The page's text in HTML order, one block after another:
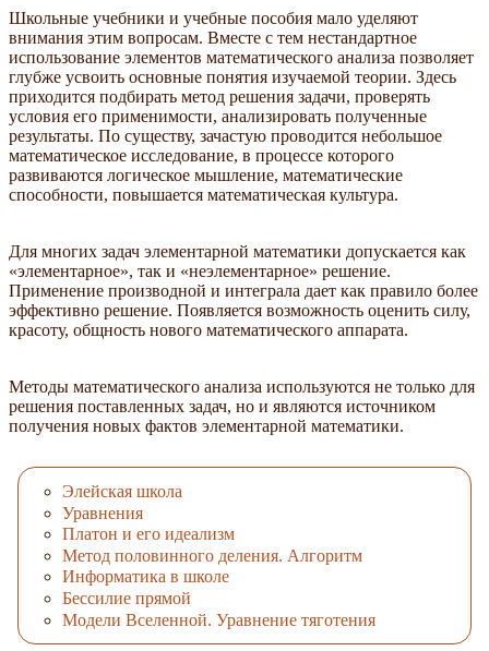
Школьные учебники и учебные пособия мало уделяют
внимания этим вопросам. Вместе с тем нестандартное
использование элементов математического анализа позволяет
глубже усвоить основные понятия изучаемой теории. Здесь
приходится подбирать метод решения задачи, проверять
условия его применимости, анализировать полученные
результаты. По существу, зачастую проводится небольшое
математическое исследование, в процессе которого
развиваются логическое мышление, математические
способности, повышается математическая культура.
Для многих задач элементарной математики допускается как
«элементарное», так и «неэлементарное» решение.
Применение производной и интеграла дает как правило более
эффективно решение. Появляется возможность оценить силу,
красоту, общность нового математического аппарата.
Методы математического анализа используются не только для
решения поставленных задач, но и являются источником
получения новых фактов элементарной математики.
Элейская школа
Уравнения
Платон и его идеализм
Метод половинного деления. Алгоритм
Информатика в школе
Бессилие прямой
Модели Вселенной. Уравнение тяготения